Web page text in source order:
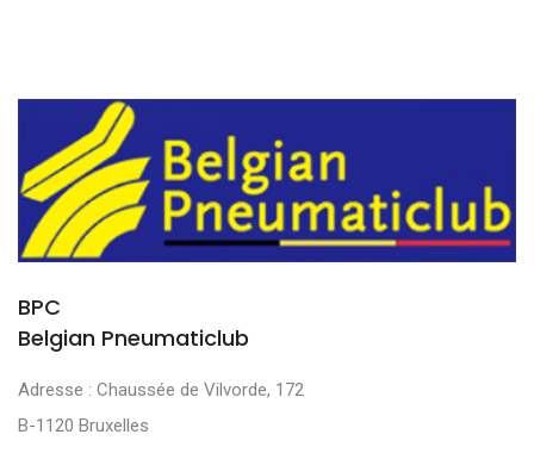
BPC
Belgian Pneumaticlub
Adresse : Chaussée de Vilvorde, 172
B-1120 Bruxelles